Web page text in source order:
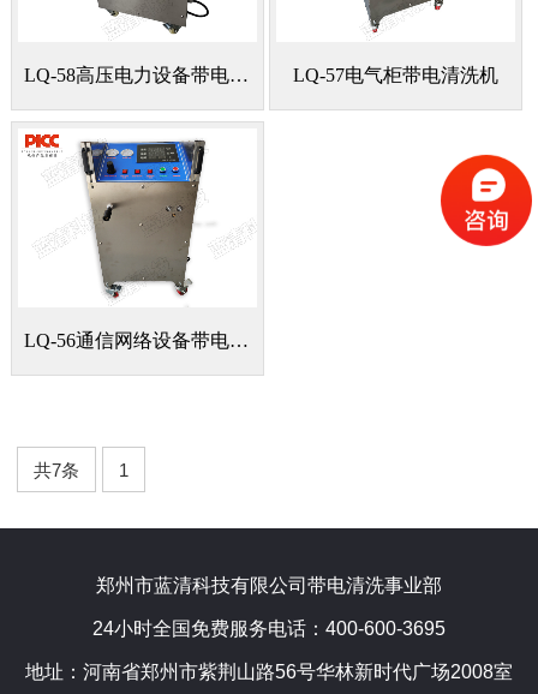
LQ-58高压电力设备带电清洗机 LQ-57电气柜带电清洗机
LQ-56通信网络设备带电清洗机
共7条 1
郑州市蓝清科技有限公司带电清洗事业部
24小时全国免费服务电话：400-600-3695
地址：河南省郑州市紫荆山路56号华林新时代广场2008室